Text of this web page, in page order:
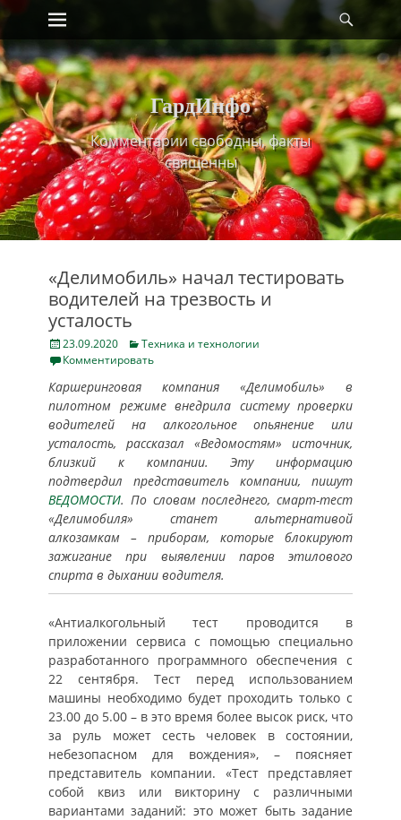
Skip
content
Primary Menu
ГардИнфо
Комментарии свободны, факты
священны
«Делимобиль» начал тестировать
водителей на трезвость и
усталость
Posted
on
23.09.2020 Categories
Техника и технологии
Комментировать
Каршеринговая компания «Делимобиль» в
пилотном режиме внедрила систему проверки
водителей на алкогольное опьянение или
усталость, рассказал «Ведомостям» источник,
близкий к компании. Эту информацию
подтвердил представитель компании, пишут
ВЕДОМОСТИ. По словам последнего, смарт-тест
«Делимобиля» станет альтернативой
алкозамкам – приборам, которые блокируют
зажигание при выявлении паров этилового
спирта в дыхании водителя.
«Антиалкогольный тест проводится в
приложении сервиса с помощью специально
разработанного программного обеспечения с
22 сентября. Тест перед использованием
машины необходимо будет проходить только с
23.00 до 5.00 – в это время более высок риск, что
за руль может сесть человек в состоянии,
небезопасном для вождения», – поясняет
представитель компании. «Тест представляет
собой квиз или викторину с различными
вариантами заданий: это может быть задание